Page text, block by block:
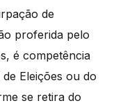
de
proferida pelo
é competência
Eleições ou do
se retira do